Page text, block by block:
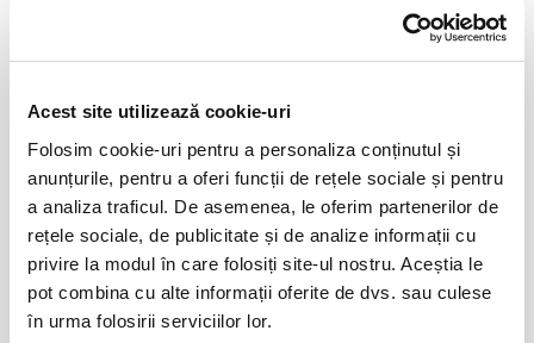
Acest site utilizează cookie-uri
Folosim cookie-uri pentru a personaliza conținutul și
anunțurile, pentru a oferi funcții de rețele sociale și pentru
a analiza traficul. De asemenea, le oferim partenerilor de
rețele sociale, de publicitate și de analize informații cu
privire la modul în care folosiți site-ul nostru. Aceștia le
pot combina cu alte informații oferite de dvs. sau culese
în urma folosirii serviciilor lor.
In cazul biletelor fizice returnate la sediul Bilete.ro, prin curier
suportate exclusiv de catre cumparator, iar returnarea
contravalorii biletelor se va face conform conditiilor mentionate
in sectiunea “Retur bilete” prezenta
evenimentul este reprogramat (data si/sau ora) sau anulat,
returnarea contravalorii biletelor se va face conform conditiilor
mentionate in sectiunea “Retur
bilete”https://www.bilete.ro/info/ajutor/returnare/